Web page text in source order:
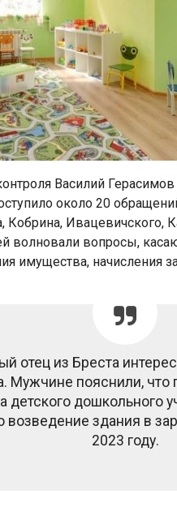
Василий
около 20
Кобрина, Ивацевичского,
волновали вопросы,
имущества, начисления
отец из Бреста
Мужчине пояснили, что
детского дошкольного
возведение здания в
2023 году.